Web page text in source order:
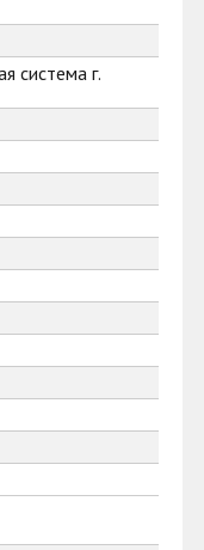
система г.